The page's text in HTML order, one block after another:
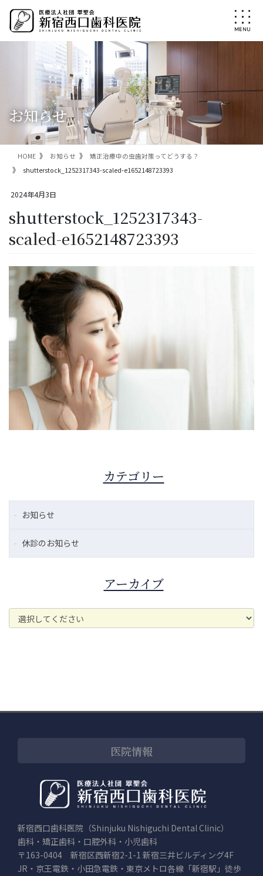
ン
ー
お知らせ
HOME お知らせ
矯正治療中の虫歯対策ってどうする？
shutterstock_1252317343-scaled-e1652148723393
2024年4月3日
shutterstock_1252317343-
scaled-e1652148723393
カテゴリー
お知らせ
休診のお知らせ
アーカイブ
医院情報
新宿西口歯科医院（Shinjuku Nishiguchi Dental Clinic）
歯科・矯正歯科・口腔外科・小児歯科
〒163-0404 新宿区西新宿2-1-1 新宿三井ビルディング4F
JR・京王電鉄・小田急電鉄・東京メトロ各線「新宿駅」徒歩